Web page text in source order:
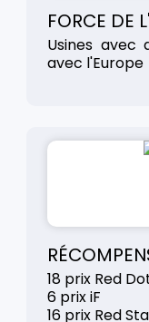
FORCE DE
Usines avec
avec l'Europe
18 prix Red
6 prix iF
16 prix Red